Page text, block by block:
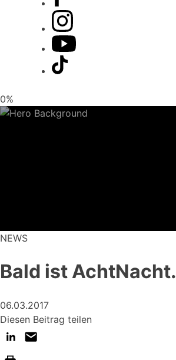
0%
NEWS
Bald ist AchtNacht.
06.03.2017
Diesen Beitrag teilen